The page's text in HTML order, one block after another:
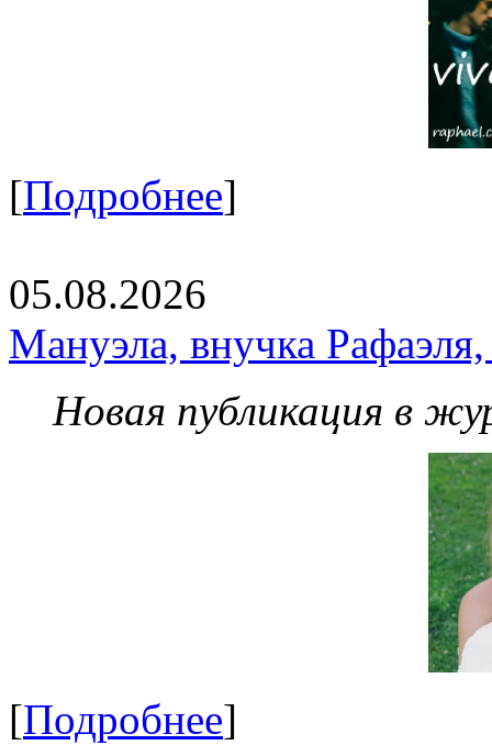
[Подробнее]
05.08.2026
Мануэла, внучка
Новая публикация в
[Подробнее]